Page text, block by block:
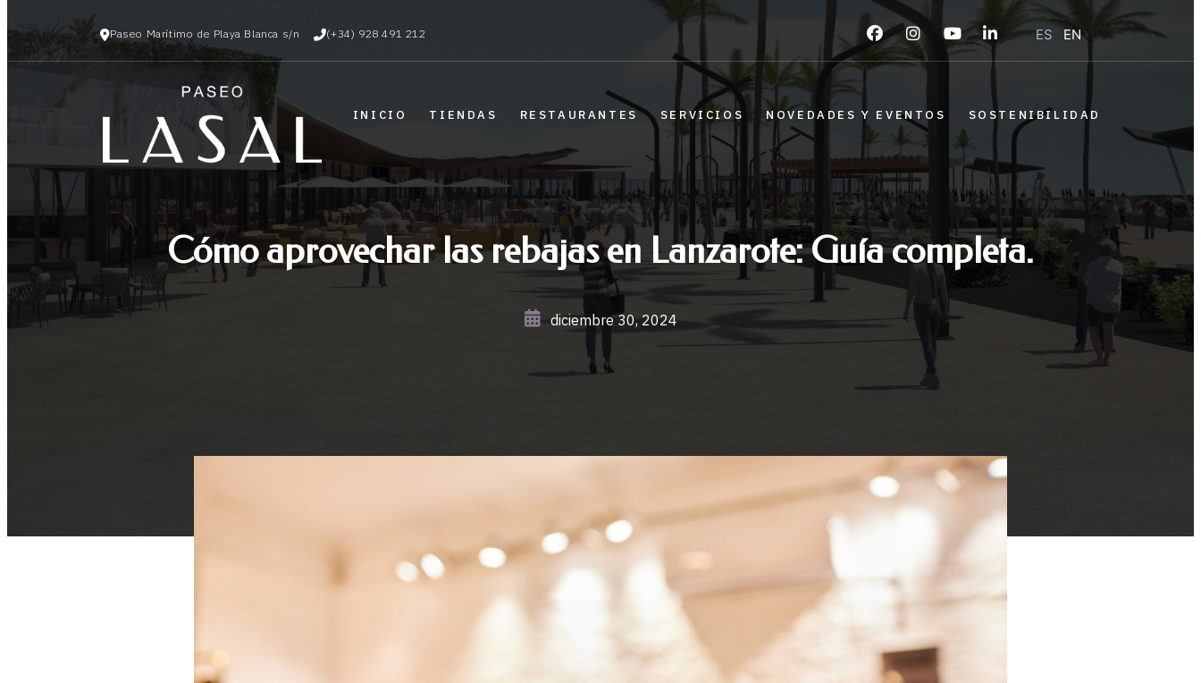
Paseo Marítimo de Playa Blanca s/n (+34) 928 491 212 ES EN
INICIO TIENDAS RESTAURANTES SERVICIOS NOVEDADES Y EVENTOS SOSTENIBILIDAD
Cómo aprovechar las rebajas en Lanzarote: Guía completa.
diciembre 30, 2024